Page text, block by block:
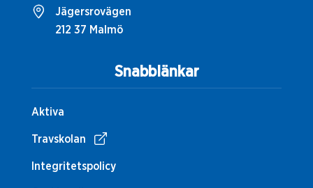
Snabblänkar
Aktiva
Travskolan
Integritetspolicy
Jägersrovägen
212 37 Malmö